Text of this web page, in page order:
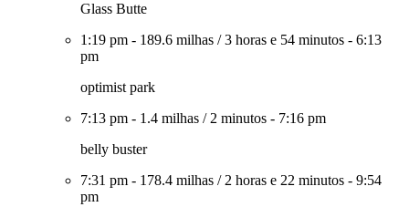
Glass Butte
1:19 pm - 189.6 milhas /3 horas e 54 minutos - 6:13
pm
optimist park
7:13 pm - 1.4 milhas / 2 minutos - 7:16 pm
belly buster
7:31 pm - 178.4 milhas / 2 horas e 22 minutos - 9:54
pm